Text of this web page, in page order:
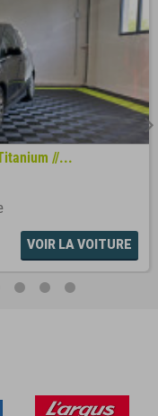
//...
VOIR LA VOITURE